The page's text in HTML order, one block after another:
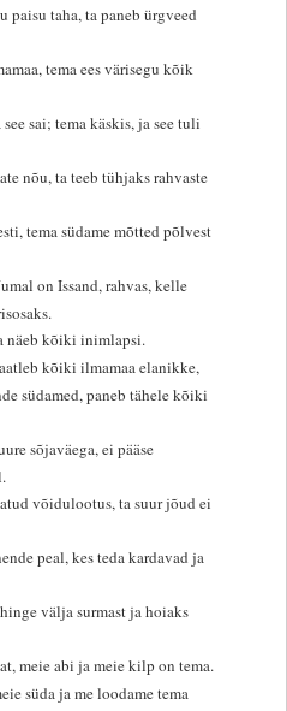
paisu taha, ta paneb ürgveed
tema ees värisegu kõik
sai; tema käskis, ja see tuli
nõu, ta teeb tühjaks rahvaste
tema südame mõtted põlvest
on Issand, rahvas, kelle
näeb kõiki inimlapsi.
kõiki ilmamaa elanikke,
südamed, paneb tähele kõiki
sõjaväega, ei pääse
võidulootus, ta suur jõud ei
peal, kes teda kardavad ja
välja surmast ja hoiaks
meie abi ja meie kilp on tema.
süda ja me loodame tema